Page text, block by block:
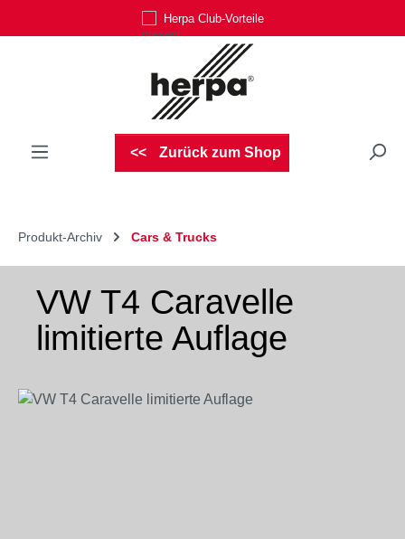
Zum Hauptinhalt springenHerpa Club-Vorteile
Zurück zum Shop
Produkt-Archiv Cars & Trucks
VW T4 Caravelle
limitierte Auflage
Bildergalerie überspringen